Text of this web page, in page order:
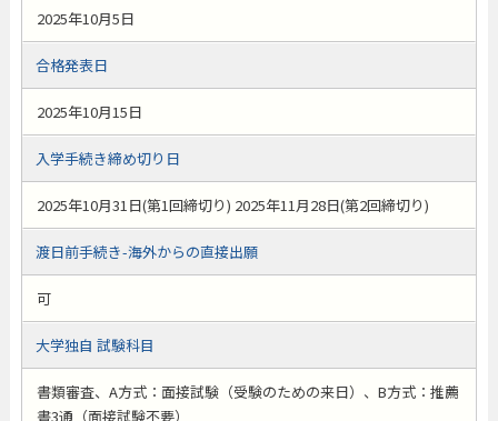
2025年10月5日
合格発表日
2025年10月15日
入学手続き締め切り日
2025年10月31日(第1回締切り) 2025年11月28日(第2回締切り)
渡日前手続き-海外からの直接出願
可
大学独自 試験科目
書類審査、A方式：面接試験（受験のための来日）、B方式：推薦
書3通（面接試験不要）